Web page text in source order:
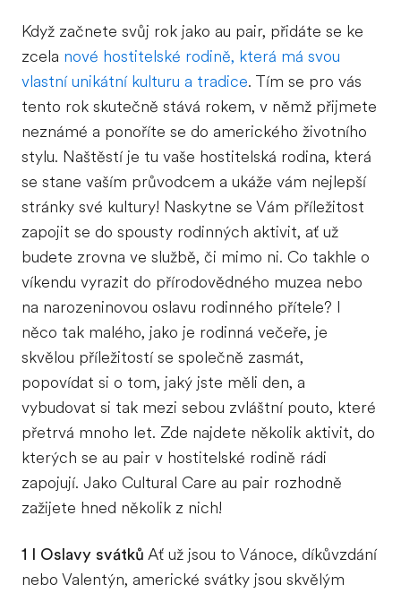
Když začnete svůj rok jako au pair, přidáte se ke
zcela nové hostitelské rodině, která má svou
vlastní unikátní kulturu a tradice. Tím se pro vás
tento rok skutečně stává rokem, v němž přijmete
neznámé a ponoříte se do amerického životního
stylu. Naštěstí je tu vaše hostitelská rodina, která
se stane vaším průvodcem a ukáže vám nejlepší
stránky své kultury! Naskytne se Vám příležitost
zapojit se do spousty rodinných aktivit, ať už
budete zrovna ve službě, či mimo ni. Co takhle o
víkendu vyrazit do přírodovědného muzea nebo
na narozeninovou oslavu rodinného přítele? I
něco tak malého, jako je rodinná večeře, je
skvělou příležitostí se společně zasmát,
popovídat si o tom, jaký jste měli den, a
vybudovat si tak mezi sebou zvláštní pouto, které
přetrvá mnoho let. Zde najdete několik aktivit, do
kterých se au pair v hostitelské rodině rádi
zapojují. Jako Cultural Care au pair rozhodně
zažijete hned několik z nich!
1 I Oslavy svátků Ať už jsou to Vánoce, díkůvzdání
nebo Valentýn, americké svátky jsou skvělým